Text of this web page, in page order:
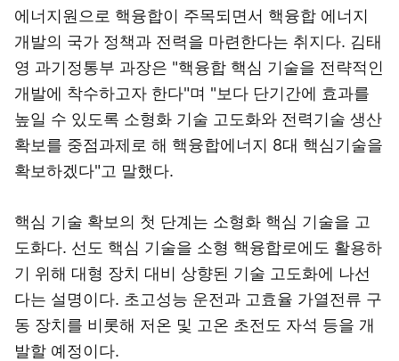
에너지원으로 핵융합이 주목되면서 핵융합 에너지
개발의 국가 정책과 전력을 마련한다는 취지다. 김태
영 과기정통부 과장은 "핵융합 핵심 기술을 전략적인
개발에 착수하고자 한다"며 "보다 단기간에 효과를
높일 수 있도록 소형화 기술 고도화와 전력기술 생산
확보를 중점과제로 해 핵융합에너지 8대 핵심기술을
확보하겠다"고 말했다.
핵심 기술 확보의 첫 단계는 소형화 핵심 기술을 고
도화다. 선도 핵심 기술을 소형 핵융합로에도 활용하
기 위해 대형 장치 대비 상향된 기술 고도화에 나선
다는 설명이다. 초고성능 운전과 고효율 가열전류 구
동 장치를 비롯해 저온 및 고온 초전도 자석 등을 개
발할 예정이다.